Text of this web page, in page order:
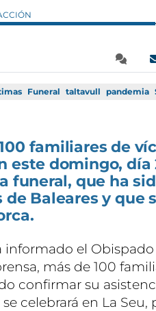
Funeral taltavull pandemia
familiares de
este domingo, día
funeral, que ha
de Baleares y que
informado el
más de 100
confirmar su
celebrará en La